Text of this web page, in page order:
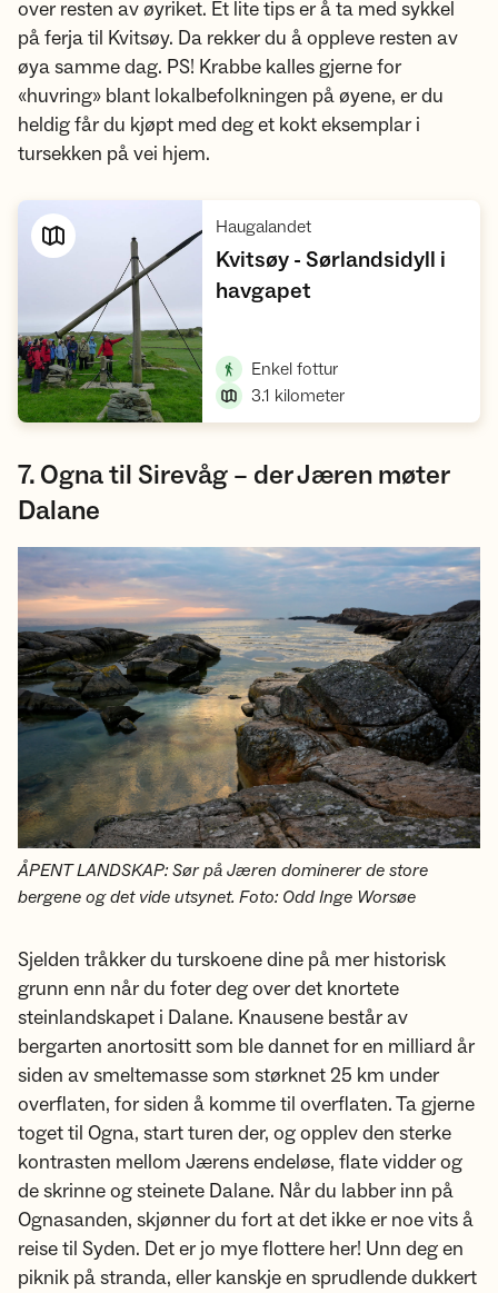
over resten av øyriket. Et lite tips er å ta med sykkel
på ferja til Kvitsøy. Da rekker du å oppleve resten av
øya samme dag. PS! Krabbe kalles gjerne for
«huvring» blant lokalbefolkningen på øyene, er du
heldig får du kjøpt med deg et kokt eksemplar i
tursekken på vei hjem.
Haugalandet,
Kvitsøy - Sørlandsidyll i
havgapet
Enkel fottur,
3.1 kilometer
7. Ogna til Sirevåg – der Jæren møter
Dalane
ÅPENT LANDSKAP: Sør på Jæren dominerer de store
bergene og det vide utsynet. Foto: Odd Inge Worsøe
Sjelden tråkker du turskoene dine på mer historisk
grunn enn når du foter deg over det knortete
steinlandskapet i Dalane. Knausene består av
bergarten anortositt som ble dannet for en milliard år
siden av smeltemasse som størknet 25 km under
overflaten, for siden å komme til overflaten. Ta gjerne
toget til Ogna, start turen der, og opplev den sterke
kontrasten mellom Jærens endeløse, flate vidder og
de skrinne og steinete Dalane. Når du labber inn på
Ognasanden, skjønner du fort at det ikke er noe vits å
reise til Syden. Det er jo mye flottere her! Unn deg en
piknik på stranda, eller kanskje en sprudlende dukkert